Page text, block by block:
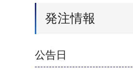
発注情報
公告日